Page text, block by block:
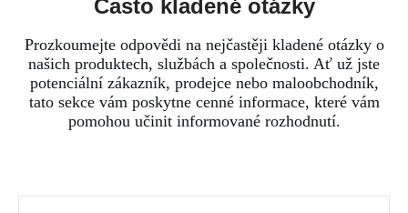
Často kladené otázky
Prozkoumejte odpovědi na nejčastěji kladené otázky o
našich produktech, službách a společnosti. Ať už jste
potenciální zákazník, prodejce nebo maloobchodník,
tato sekce vám poskytne cenné informace, které vám
pomohou učinit informované rozhodnutí.